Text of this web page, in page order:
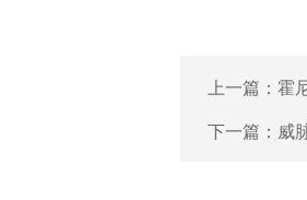
上一篇： 霍
下一篇： 威